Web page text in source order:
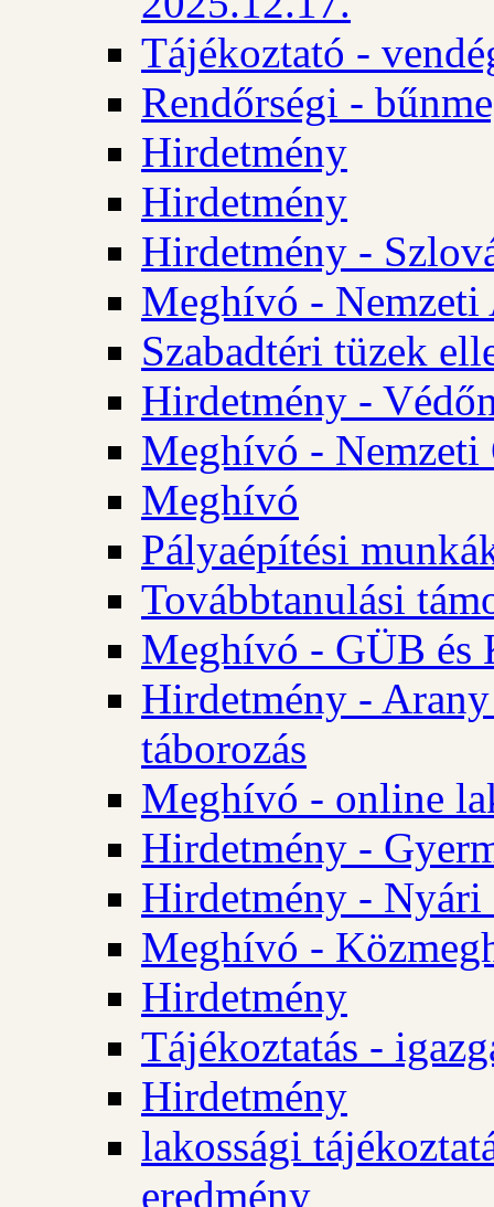
Tájékoztató -
Rendőrségi -
Hirdetmény
Hirdetmény
Hirdetmény -
Meghívó - Nemzeti
Szabadtéri tüzek
Hirdetmény -
Meghívó - Nemzeti
Meghívó
Pályaépítési
Továbbtanulási
Meghívó - GÜB és
Hirdetmény - Arany
táborozás
Meghívó - online
Hirdetmény -
Hirdetmény - Nyári
Meghívó -
Hirdetmény
Tájékoztatás -
Hirdetmény
lakossági
eredmény